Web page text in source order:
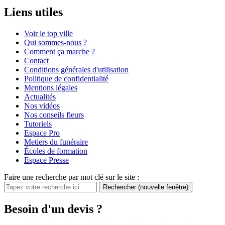
Liens utiles
Voir le top ville
Qui sommes-nous ?
Comment ça marche ?
Contact
Conditions générales d'utilisation
Politique de confidentialité
Mentions légales
Actualités
Nos vidéos
Nos conseils fleurs
Tutoriels
Espace Pro
Metiers du funéraire
Écoles de formation
Espace Presse
Faire une recherche par mot clé sur le site :
Rechercher (nouvelle fenêtre)
Besoin d'un devis ?